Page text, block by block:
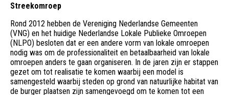
Streekomroep
Rond 2012 hebben de Vereniging Nederlandse Gemeenten
(VNG) en het huidige Nederlandse Lokale Publieke Omroepen
(NLPO) besloten dat er een andere vorm van lokale omroepen
nodig was om de professionaliteit en betaalbaarheid van lokale
omroepen anders te gaan organiseren. In de jaren zijn er stappen
gezet om tot realisatie te komen waarbij een model is
samengesteld waarbij steden op grond van natuurlijke habitat van
de burger plaatsen zijn samengevoegd om te komen tot een